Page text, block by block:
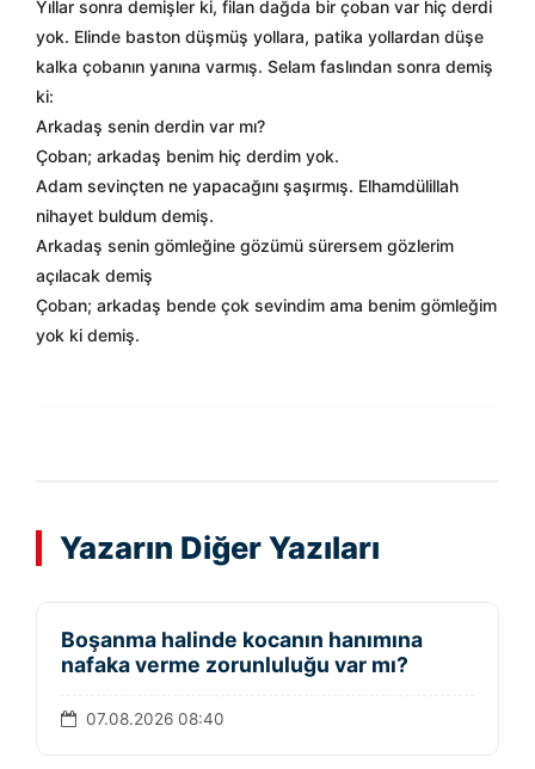
Yıllar sonra demişler ki, filan dağda bir çoban var hiç derdi
yok. Elinde baston düşmüş yollara, patika yollardan düşe
kalka çobanın yanına varmış. Selam faslından sonra demiş
ki:
Arkadaş senin derdin var mı?
Çoban; arkadaş benim hiç derdim yok.
Adam sevinçten ne yapacağını şaşırmış. Elhamdülillah
nihayet buldum demiş.
Arkadaş senin gömleğine gözümü sürersem gözlerim
açılacak demiş
Çoban; arkadaş bende çok sevindim ama benim gömleğim
yok ki demiş.
Yazarın Diğer Yazıları
Boşanma halinde kocanın hanımına
nafaka verme zorunluluğu var mı?
07.08.2026 08:40